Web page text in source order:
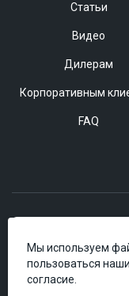
Статьи
Видео
Дилерам
Корпоративным
FAQ
Мы используем
пользоваться
согласие.